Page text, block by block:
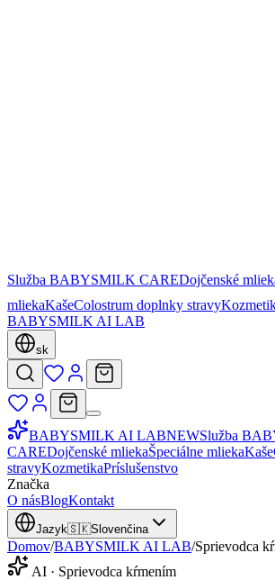
Služba BABYSMILK CAREDojčenské
mliekaKašeColostrum doplnky stravy
BABYSMILK AI LAB
sk
BABYSMILK AI LABNEWSlužba
CAREDojčenské mliekaŠpeciálne mliekaKaše
stravyKozmetikaPríslušenstvo
Značka
O násBlogKontakt
Jazyk🇸🇰Slovenčina
Domov/BABYSMILK AI LAB/Sprievodca
AI · Sprievodca kŕmením